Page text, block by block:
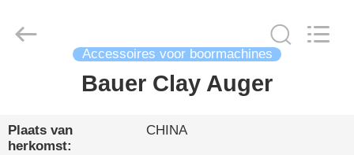
PRODUCTEN
Heavy
Industry
Accessoires voor boormachines
Bauer Clay Auger
Plaats van
herkomst:
CHINA